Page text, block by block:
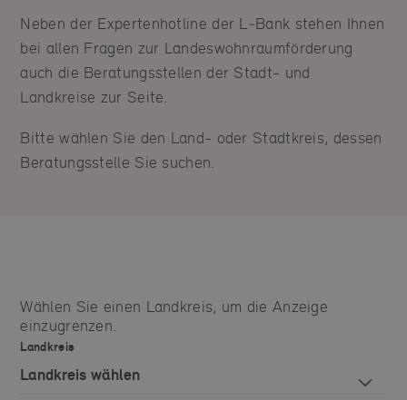
Neben der Expertenhotline der L‑Bank stehen Ihnen
bei allen Fragen zur Landeswohnraumförderung
auch die Beratungsstellen der Stadt- und
Landkreise zur Seite.
Bitte wählen Sie den Land- oder Stadtkreis, dessen
Beratungsstelle Sie suchen.
Wählen Sie einen Landkreis, um die Anzeige
einzugrenzen.
Landkreis